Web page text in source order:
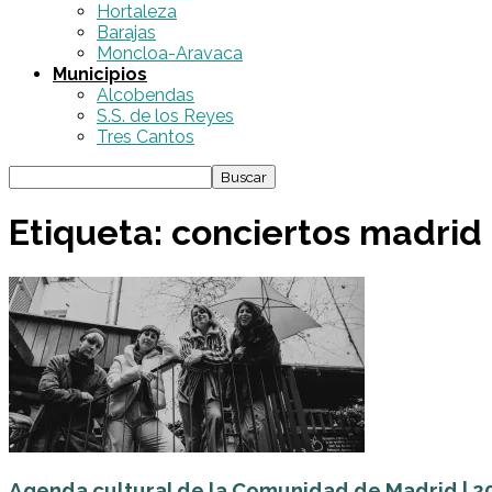
Hortaleza
Barajas
Moncloa-Aravaca
Municipios
Alcobendas
S.S. de los Reyes
Tres Cantos
Etiqueta: conciertos madrid